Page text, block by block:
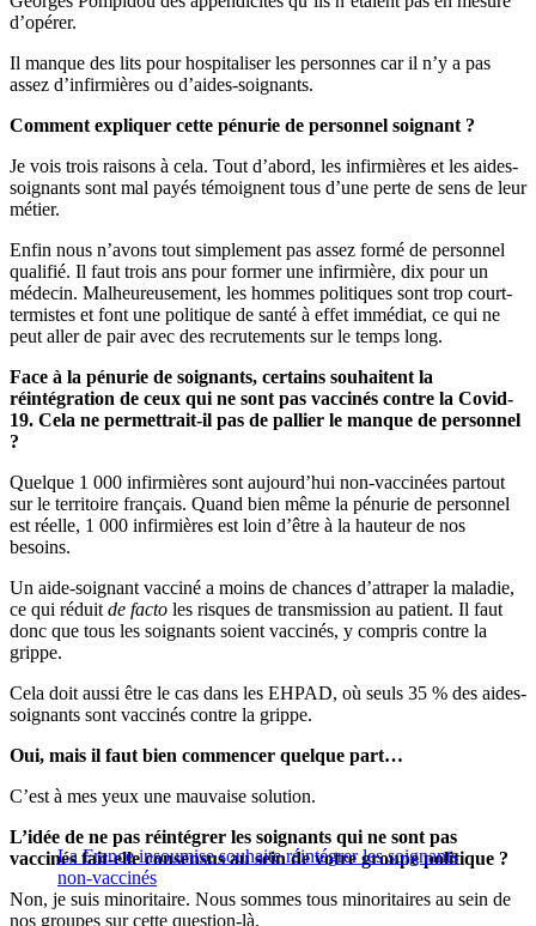
d’opérer.
Il manque des lits pour hospitaliser les personnes car il n’y a pas
assez d’infirmières ou d’aides-soignants.
Comment expliquer cette pénurie de personnel soignant ?
Je vois trois raisons à cela. Tout d’abord, les infirmières et les aides-
soignants sont mal payés témoignent tous d’une perte de sens de leur
métier.
Enfin nous n’avons tout simplement pas assez formé de personnel
qualifié. Il faut trois ans pour former une infirmière, dix pour un
médecin. Malheureusement, les hommes politiques sont trop court-
termistes et font une politique de santé à effet immédiat, ce qui ne
peut aller de pair avec des recrutements sur le temps long.
Face à la pénurie de soignants, certains souhaitent la
réintégration de ceux qui ne sont pas vaccinés contre la Covid-
19. Cela ne permettrait-il pas de pallier le manque de personnel
?
Quelque 1 000 infirmières sont aujourd’hui non-vaccinées partout
sur le territoire français. Quand bien même la pénurie de personnel
est réelle, 1 000 infirmières est loin d’être à la hauteur de nos
besoins.
Un aide-soignant vacciné a moins de chances d’attraper la maladie,
ce qui réduit de facto les risques de transmission au patient. Il faut
donc que tous les soignants soient vaccinés, y compris contre la
grippe.
Cela doit aussi être le cas dans les EHPAD, où seuls 35 % des aides-
soignants sont vaccinés contre la grippe.
Oui, mais il faut bien commencer quelque part…
C’est à mes yeux une mauvaise solution.
La France insoumise souhaite réintégrer les soignants
non-vaccinés
L’idée de ne pas réintégrer les soignants qui ne sont pas
vaccinés fait-elle consensus au sein de votre groupe politique ?
Non, je suis minoritaire. Nous sommes tous minoritaires au sein de
nos groupes sur cette question-là.